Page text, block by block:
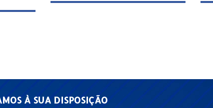
À SUA DISPOSIÇÃO